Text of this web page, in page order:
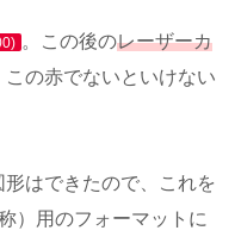
。この後のレーザーカ
の赤でないといけない
形はできたので、これを
）用のフォーマットに